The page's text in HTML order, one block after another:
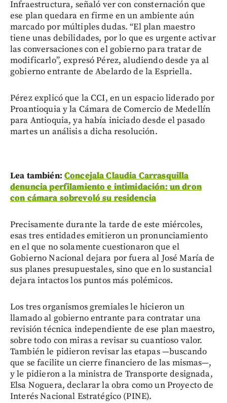
Infraestructura, señaló ver con consternación que
ese plan quedara en firme en un ambiente aún
marcado por múltiples dudas. “El plan maestro
tiene unas debilidades, por lo que es urgente activar
las conversaciones con el gobierno para tratar de
modificarlo”, expresó Pérez, aludiendo desde ya al
gobierno entrante de Abelardo de la Espriella.
Pérez explicó que la CCI, en un espacio liderado por
Proantioquia y la Cámara de Comercio de Medellín
para Antioquia, ya había iniciado desde el pasado
martes un análisis a dicha resolución.
Lea también: Concejala Claudia Carrasquilla
denuncia perfilamiento e intimidación: un dron
con cámara sobrevoló su residencia
Precisamente durante la tarde de este miércoles,
esas tres entidades emitieron un pronunciamiento
en el que no solamente cuestionaron que el
Gobierno Nacional dejara por fuera al José María de
sus planes presupuestales, sino que en lo sustancial
dejara intactos los puntos más polémicos.
Los tres organismos gremiales le hicieron un
llamado al gobierno entrante para contratar una
revisión técnica independiente de ese plan maestro,
sobre todo con miras a revisar su cuantioso valor.
También le pidieron revisar las etapas —buscando
que se facilite un cierre financiero de las mismas—,
y le pidieron a la ministra de Transporte designada,
Elsa Noguera, declarar la obra como un Proyecto de
Interés Nacional Estratégico (PINE).